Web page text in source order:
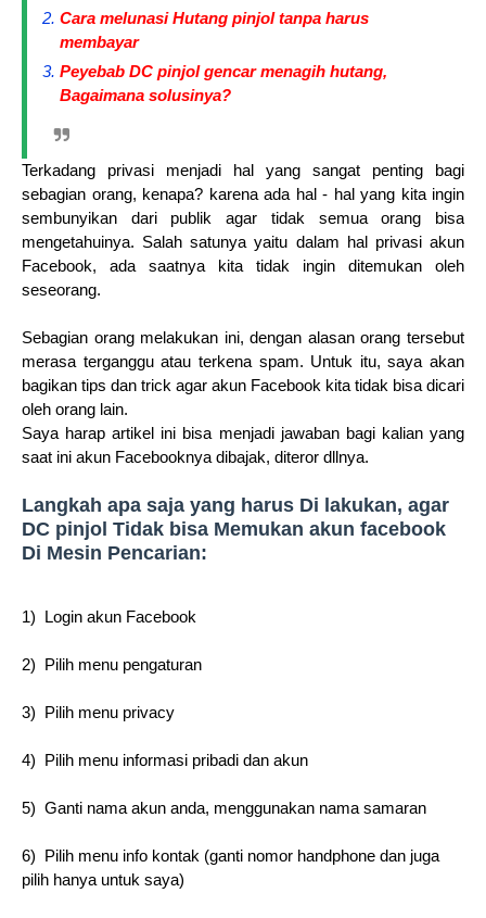
Cara melunasi Hutang pinjol tanpa harus
membayar
Peyebab DC pinjol gencar menagih hutang,
Bagaimana solusinya?
Terkadang privasi menjadi hal yang sangat penting bagi
sebagian orang, kenapa? karena ada hal - hal yang kita ingin
sembunyikan dari publik agar tidak semua orang bisa
mengetahuinya. Salah satunya yaitu dalam hal privasi akun
Facebook, ada saatnya kita tidak ingin ditemukan oleh
seseorang.
Sebagian orang melakukan ini, dengan alasan orang tersebut
merasa terganggu atau terkena spam. Untuk itu, saya akan
bagikan tips dan trick agar akun Facebook kita tidak bisa dicari
oleh orang lain.
Saya harap artikel ini bisa menjadi jawaban bagi kalian yang
saat ini akun Facebooknya dibajak, diteror dllnya.
Langkah apa saja yang harus Di lakukan, agar
DC pinjol Tidak bisa Memukan akun facebook
Di Mesin Pencarian:
1) Login akun Facebook
2) Pilih menu pengaturan
3) Pilih menu privacy
4) Pilih menu informasi pribadi dan akun
5) Ganti nama akun anda, menggunakan nama samaran
6) Pilih menu info kontak (ganti nomor handphone dan juga
pilih hanya untuk saya)